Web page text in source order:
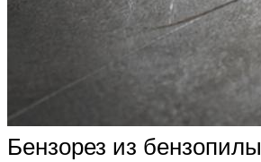
Бензорез из бензопилы